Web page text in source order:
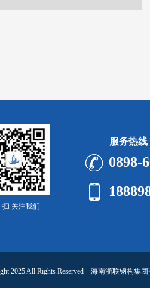
扫 关注我们
服务热线
0898-
2025 All Rights Reserved 海南浙联钢构集